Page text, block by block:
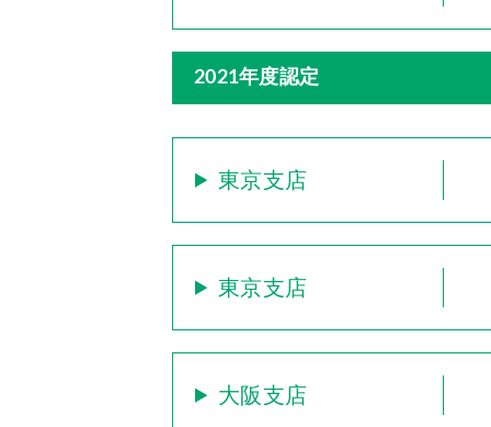
2021年度認定
東京支店
東京支店
大阪支店